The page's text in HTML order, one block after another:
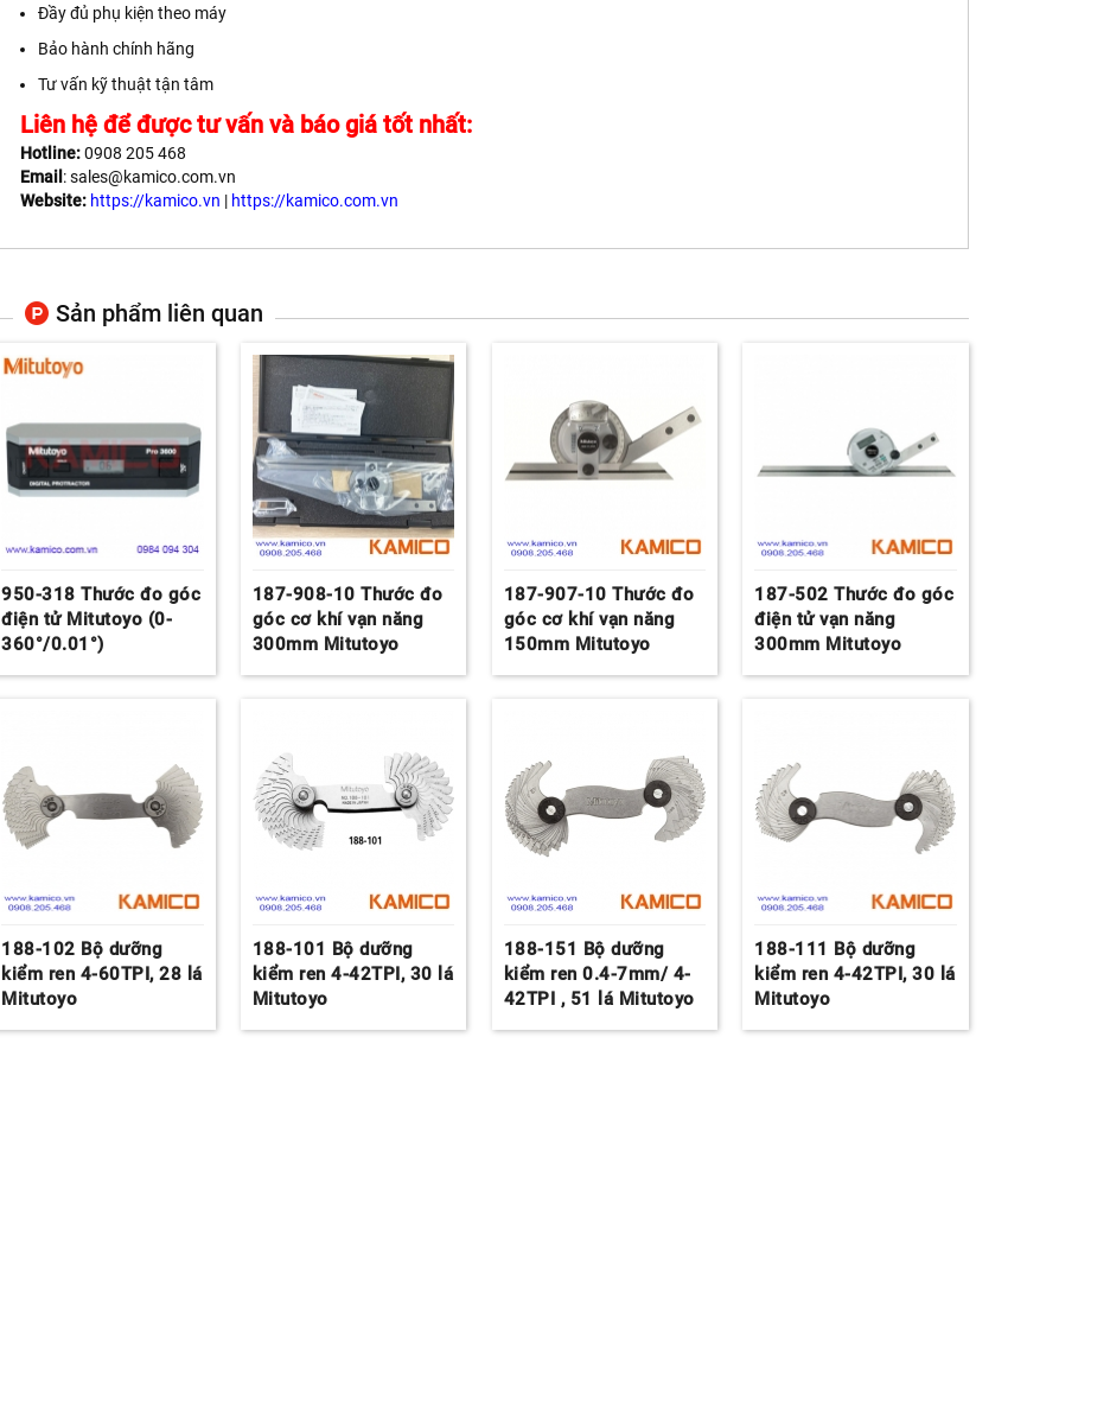
Đầy đủ phụ kiện theo máy
Bảo hành chính hãng
Tư vấn kỹ thuật tận tâm
Liên hệ để được tư vấn và báo giá tốt nhất:
Hotline:0908 205 468
Email : sales@kamico.com.vn
Website: https://kamico.vn | https://kamico.com.vn
Sản phẩm liên quan
950-318 Thước đo góc
điện tử Mitutoyo (0-
360°/0.01°)
187-908-10 Thước đo
góc cơ khí vạn năng
300mm Mitutoyo
187-907-10 Thước đo
góc cơ khí vạn năng
150mm Mitutoyo
187-502 Thước đo góc
điện tử vạn năng
300mm Mitutoyo
188-102 Bộ dưỡng
kiểm ren 4-60TPI, 28 lá
Mitutoyo
188-101 Bộ dưỡng
kiểm ren 4-42TPI, 30 lá
Mitutoyo
188-151 Bộ dưỡng
kiểm ren 0.4-7mm/ 4-
42TPI , 51 lá Mitutoyo
188-111 Bộ dưỡng
kiểm ren 4-42TPI, 30 lá
Mitutoyo